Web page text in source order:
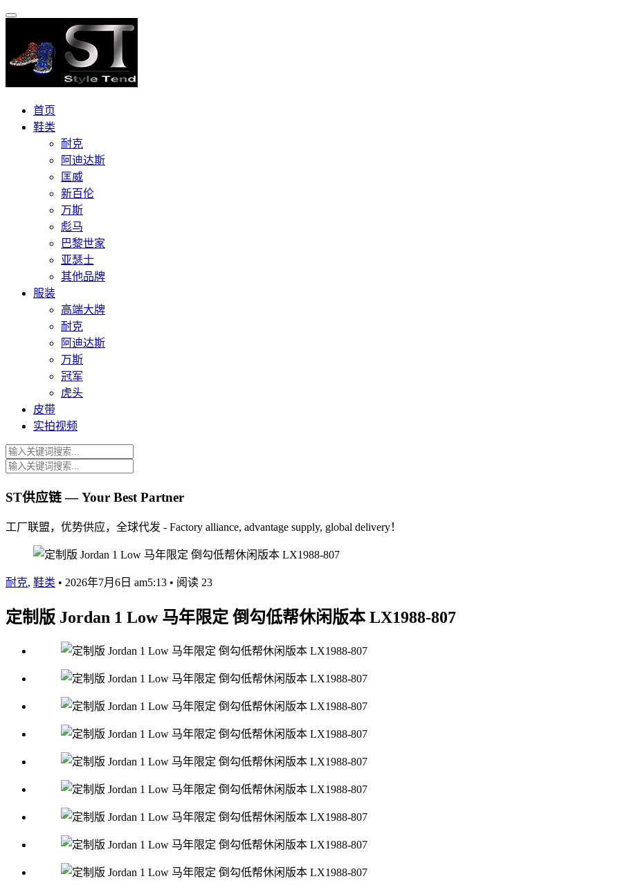
首页
鞋类
耐克
阿迪达斯
匡威
新百伦
万斯
彪马
巴黎世家
亚瑟士
其他品牌
服装
高端大牌
耐克
阿迪达斯
万斯
冠军
虎头
皮带
实拍视频
ST供应链 — Your Best Partner
工厂联盟，优势供应，全球代发 - Factory alliance, advantage supply, global delivery！
耐克, 鞋类 • 2026年7月6日 am5:13 • 阅读 23
定制版 Jordan 1 Low 马年限定 倒勾低帮休闲版本 LX1988-807